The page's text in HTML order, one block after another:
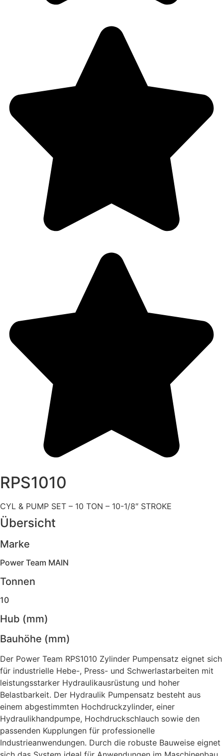
RPS1010
CYL & PUMP SET – 10 TON – 10-1/8″ STROKE
Übersicht
Marke
Power Team MAIN
Tonnen
10
Hub (mm)
Bauhöhe (mm)
Der Power Team RPS1010 Zylinder Pumpensatz eignet sich
für industrielle Hebe-, Press- und Schwerlastarbeiten mit
leistungsstarker Hydraulikausrüstung und hoher
Belastbarkeit. Der Hydraulik Pumpensatz besteht aus
einem abgestimmten Hochdruckzylinder, einer
Hydraulikhandpumpe, Hochdruckschlauch sowie den
passenden Kupplungen für professionelle
Industrieanwendungen. Durch die robuste Bauweise eignet